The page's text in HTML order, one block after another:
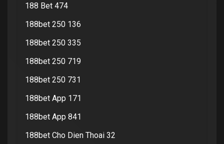
188 Bet 474
188bet 250 136
188bet 250 335
188bet 250 719
188bet 250 731
188bet App 171
188bet App 841
188bet Cho Dien Thoai 32